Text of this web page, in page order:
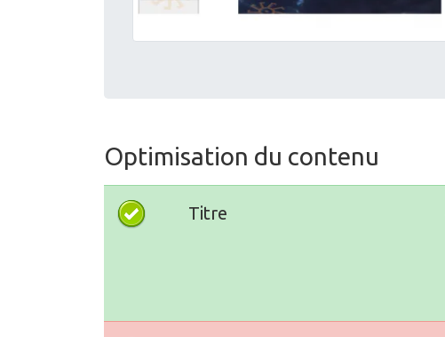
Optimisation du contenu
Titre